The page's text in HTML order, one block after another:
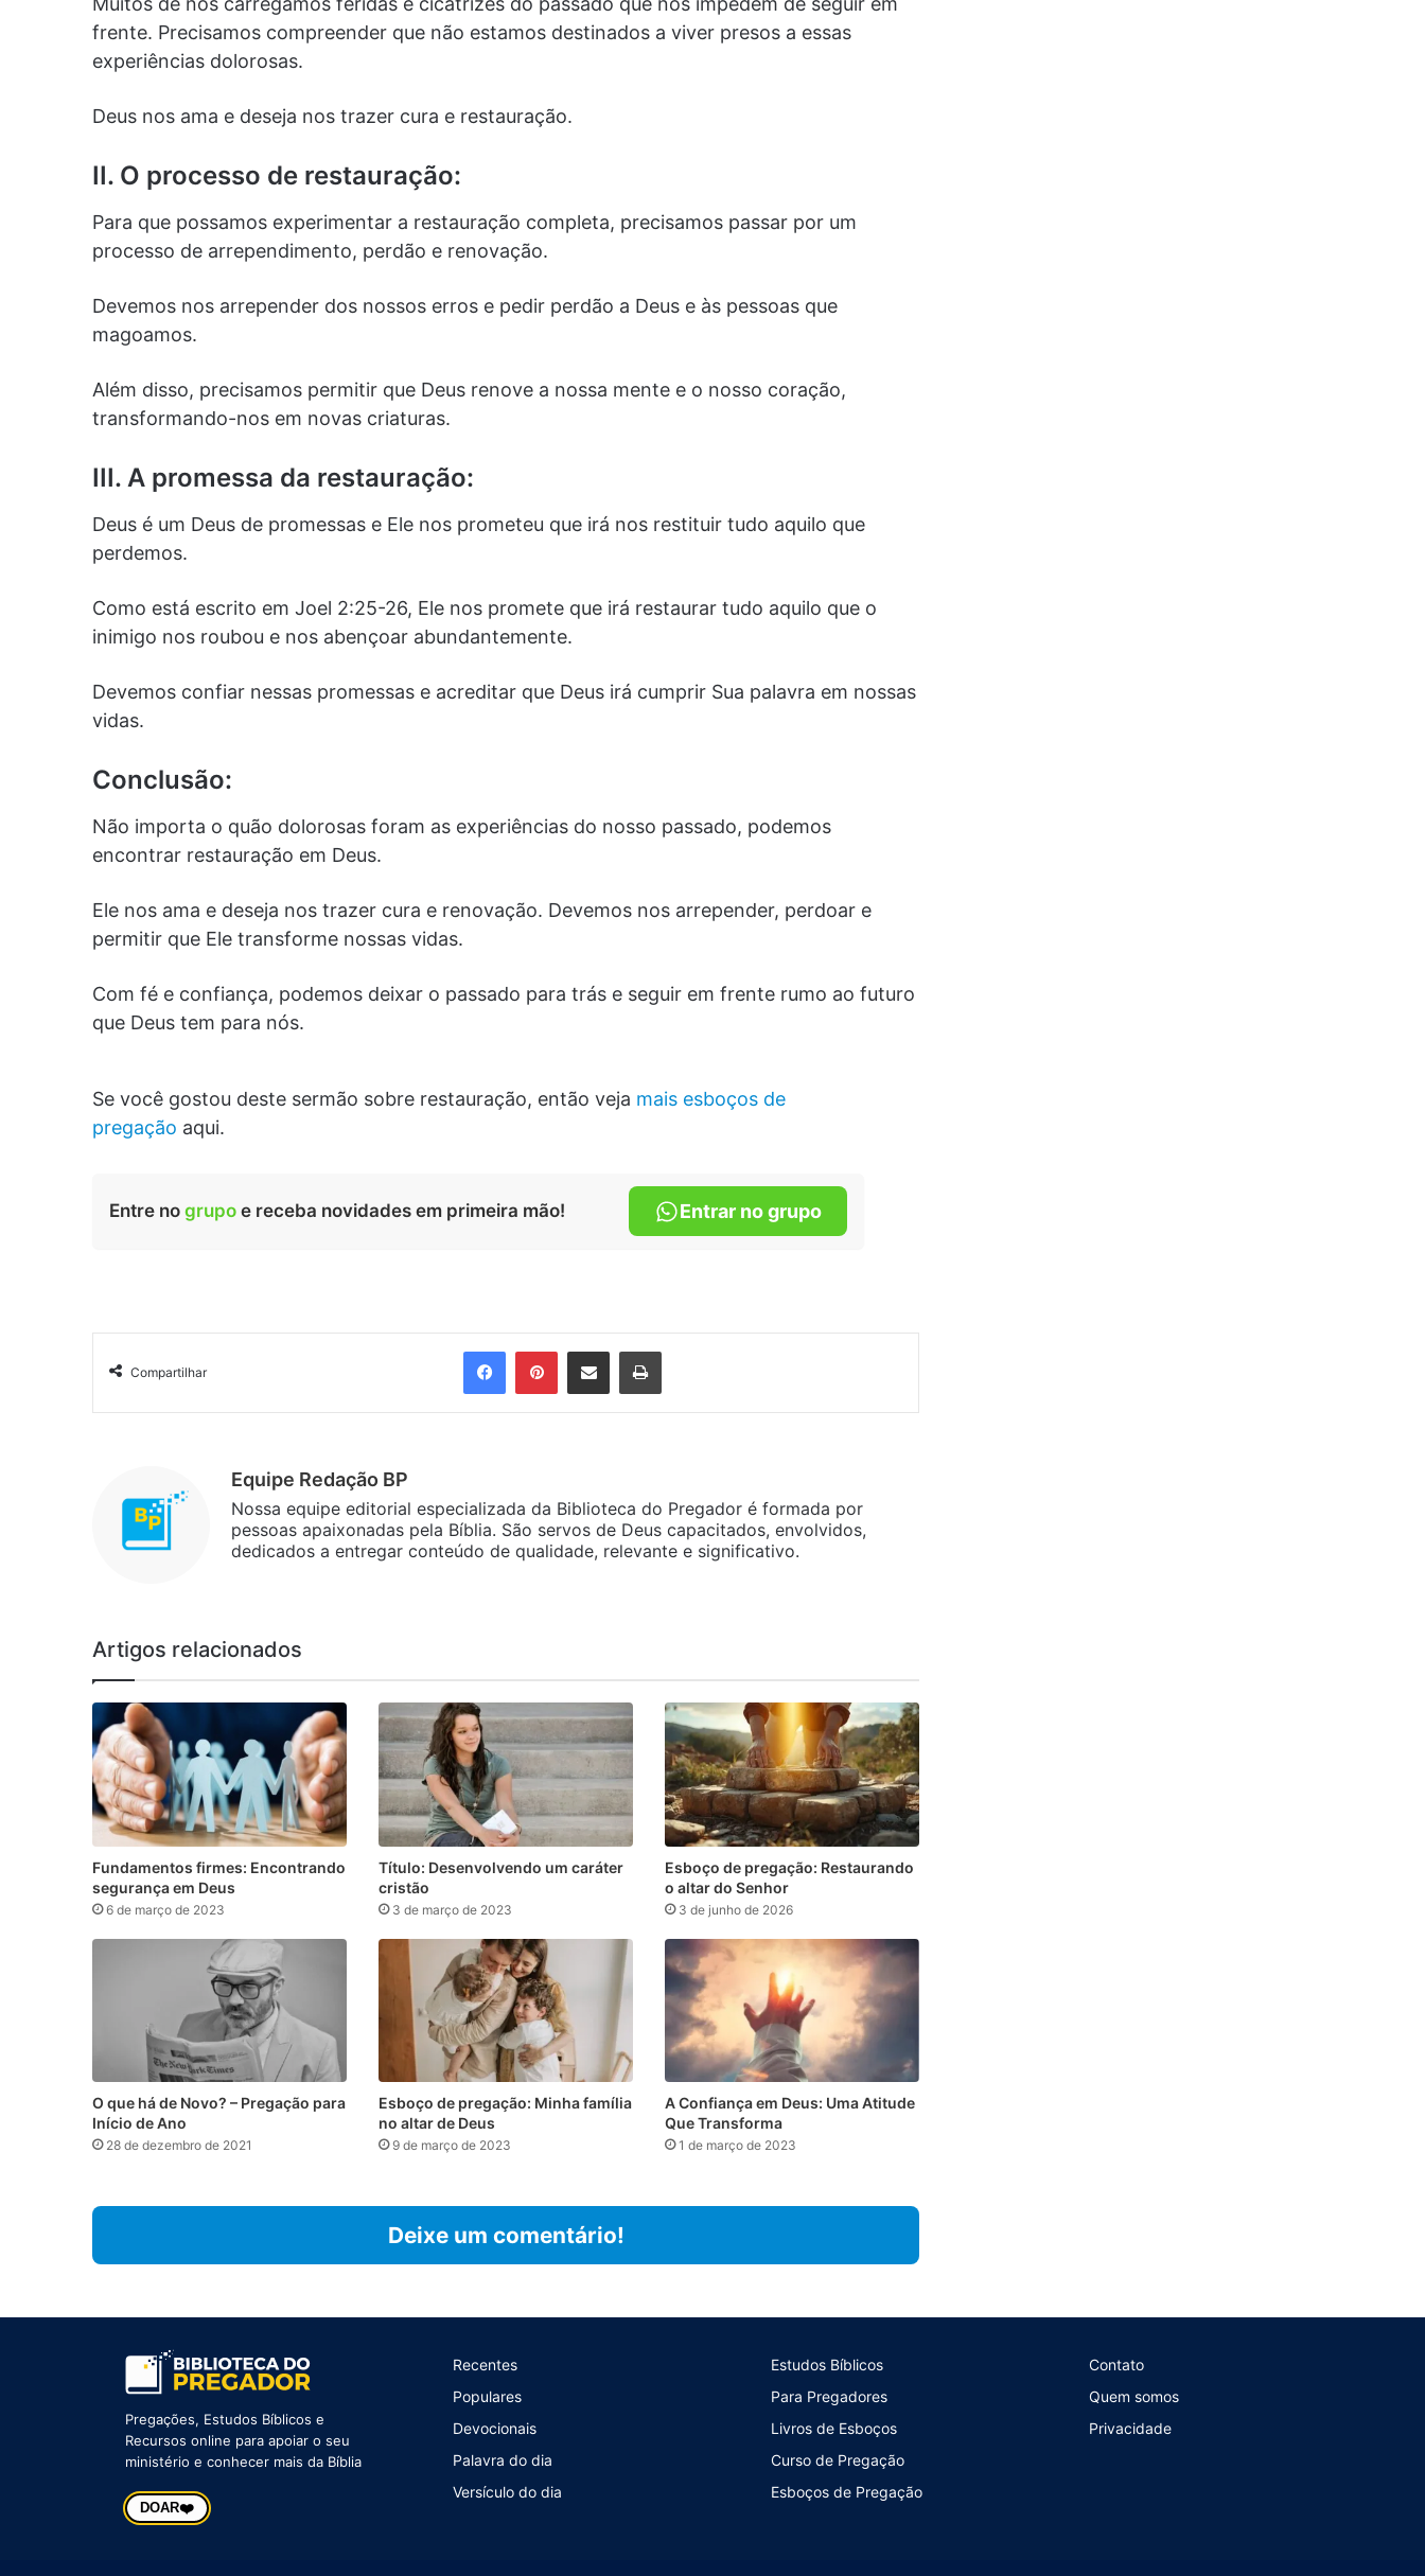
frente. Precisamos compreender que não estamos destinados a viver presos a essas
experiências dolorosas.
Deus nos ama e deseja nos trazer cura e restauração.
II. O processo de restauração:
Para que possamos experimentar a restauração completa, precisamos passar por um
processo de arrependimento, perdão e renovação.
Devemos nos arrepender dos nossos erros e pedir perdão a Deus e às pessoas que
magoamos.
Além disso, precisamos permitir que Deus renove a nossa mente e o nosso coração,
transformando-nos em novas criaturas.
III. A promessa da restauração:
Deus é um Deus de promessas e Ele nos prometeu que irá nos restituir tudo aquilo que
perdemos.
Como está escrito em Joel 2:25-26, Ele nos promete que irá restaurar tudo aquilo que o
inimigo nos roubou e nos abençoar abundantemente.
Devemos confiar nessas promessas e acreditar que Deus irá cumprir Sua palavra em nossas
vidas.
Conclusão:
Não importa o quão dolorosas foram as experiências do nosso passado, podemos
encontrar restauração em Deus.
Ele nos ama e deseja nos trazer cura e renovação. Devemos nos arrepender, perdoar e
permitir que Ele transforme nossas vidas.
Com fé e confiança, podemos deixar o passado para trás e seguir em frente rumo ao futuro
que Deus tem para nós.
Se você gostou deste sermão sobre restauração, então veja mais esboços de
pregação aqui.
Entre no grupo e receba novidades em primeira mão! Entrar no grupo
Compartilhar
FacebookPinterest
Compartilhar via e-mail Imprimir
Equipe Redação BP
Nossa equipe editorial especializada da Biblioteca do Pregador é formada por
pessoas apaixonadas pela Bíblia. São servos de Deus capacitados, envolvidos,
dedicados a entregar conteúdo de qualidade, relevante e significativo.
Artigos relacionados
Fundamentos firmes: Encontrando
segurança em Deus
6 de março de 2023
Título: Desenvolvendo um caráter
cristão
3 de março de 2023
Esboço de pregação: Restaurando
o altar do Senhor
3 de junho de 2026
O que há de Novo? – Pregação para
Início de Ano
28 de dezembro de 2021
Esboço de pregação: Minha família
no altar de Deus
9 de março de 2023
A Confiança em Deus: Uma Atitude
Que Transforma
1 de março de 2023
Deixe um comentário!
Pregações, Estudos Bíblicos e
Recursos online para apoiar o seu
ministério e conhecer mais da Bíblia
DOAR❤️
Recentes
Populares
Devocionais
Palavra do dia
Versículo do dia
Estudos Bíblicos
Para Pregadores
Livros de Esboços
Curso de Pregação
Esboços de Pregação
Contato
Quem somos
Privacidade